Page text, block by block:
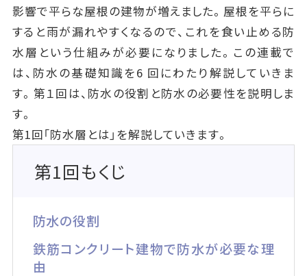
影響で平らな屋根の建物が増えました。屋根を平らに
すると雨が漏れやすくなるので、これを食い止める防
水層という仕組みが必要になりました。この連載で
は、防水の基礎知識を6 回にわたり解説していきま
す。第１回は、防水の役割と防水の必要性を説明しま
す。
第1回「防水層とは」を解説していきます。
第1回もくじ
防水の役割
鉄筋コンクリート建物で防水が必要な理
由